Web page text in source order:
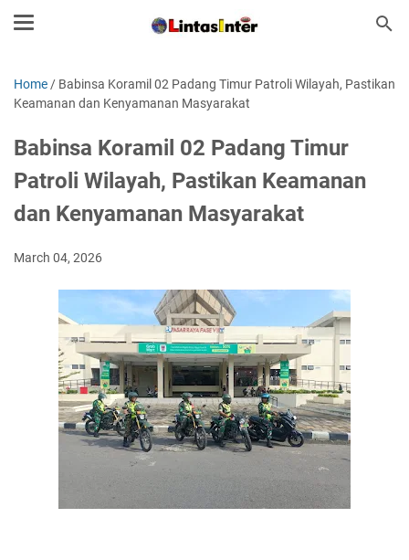
Home / Babinsa Koramil 02 Padang Timur Patroli Wilayah, Pastikan
Keamanan dan Kenyamanan Masyarakat
Babinsa Koramil 02 Padang Timur
Patroli Wilayah, Pastikan Keamanan
dan Kenyamanan Masyarakat
March 04, 2026